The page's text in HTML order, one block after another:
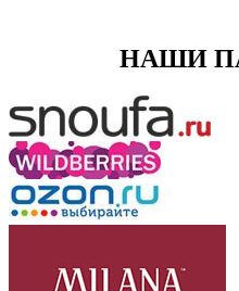
НАШИ